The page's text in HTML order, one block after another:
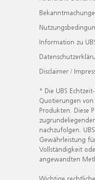
Information zu
Disclaimer /
* Die UBS
Quotierungen
Produkten. Diese
nachzufolgen.
Gewährleistung
Vollständigkeit
angewandten